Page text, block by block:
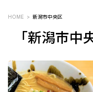
HOME 新潟市中央区
「新潟市中